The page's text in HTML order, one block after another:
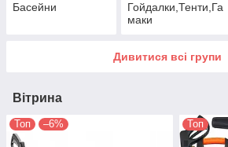
Басейни
Гойдалки,Тенти,Га
маки
Дивитися всі групи
Вітрина
Топ –6% Топ